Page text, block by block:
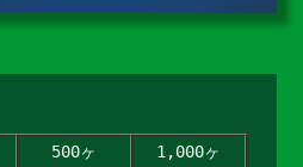
500ヶ
1,000ヶ